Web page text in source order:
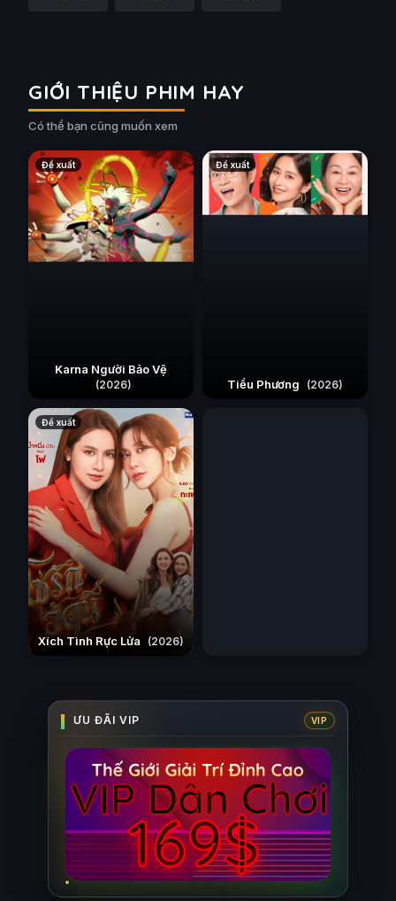
GIỚI THIỆU PHIM HAY
Có thể bạn cũng muốn xem
Đề xuất
Karna Người Bảo Vệ
(2026)
Đề xuất
Tiểu Phương (2026)
Đề xuất
Xích Tình Rực Lửa (2026)
Tỉnh Táo Rồi, Lookpeach
(2026)